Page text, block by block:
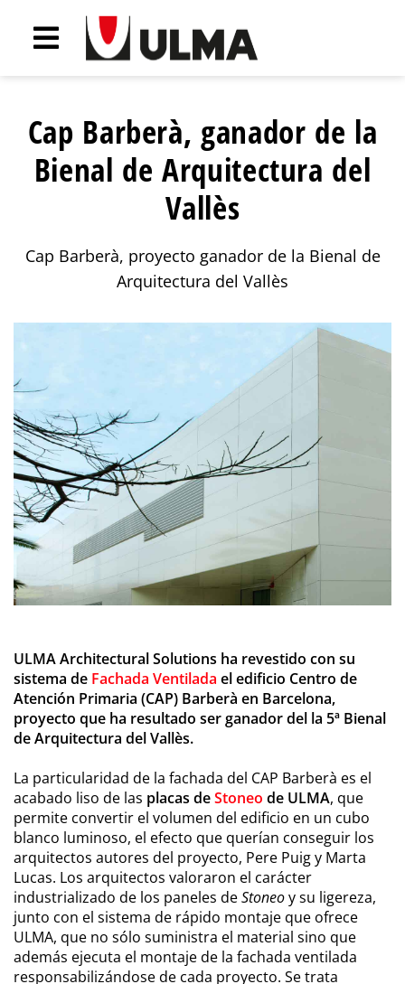
Cap Barberà, ganador de la
Bienal de Arquitectura del
Vallès
Cap Barberà, proyecto ganador de la Bienal de
Arquitectura del Vallès
ULMA Architectural Solutions ha revestido con su
sistema de Fachada Ventilada el edificio Centro de
Atención Primaria (CAP) Barberà en Barcelona,
proyecto que ha resultado ser ganador del la 5ª Bienal
de Arquitectura del Vallès.
La particularidad de la fachada del CAP Barberà es el
acabado liso de las placas deStoneo de ULMA, que
permite convertir el volumen del edificio en un cubo
blanco luminoso, el efecto que querían conseguir los
arquitectos autores del proyecto, Pere Puig y Marta
Lucas. Los arquitectos valoraron el carácter
industrializado de los paneles deStoneoy su ligereza,
junto con el sistema de rápido montaje que ofrece
ULMA, que no sólo suministra el material sino que
además ejecuta el montaje de la fachada ventilada
responsabilizándose de cada proyecto. Se trata